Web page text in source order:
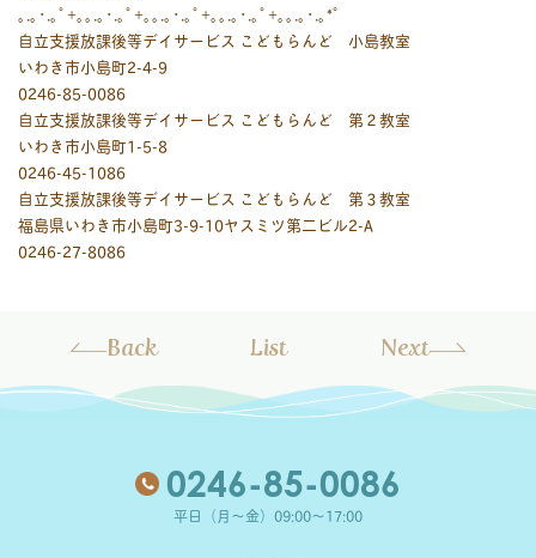
｡.｡･.｡ﾟ+｡｡.｡･.｡ﾟ+｡｡.｡･.｡ﾟ+｡｡.｡･.｡ﾟ+｡｡.｡･.｡*ﾟ
自立支援放課後等デイサービス こどもらんど 小島教室
いわき市小島町2-4-9
0246-85-0086
自立支援放課後等デイサービス こどもらんど 第２教室
いわき市小島町1-5-8
0246-45-1086
自立支援放課後等デイサービス こどもらんど 第３教室
福島県いわき市小島町3-9-10ヤスミツ第二ビル2-A
0246-27-8086
Back List Next
0246-85-0086
平日（月～金）09:00～17:00